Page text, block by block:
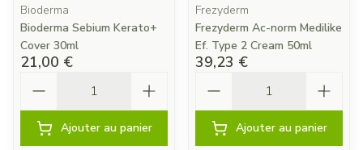
Bioderma
Bioderma Sebium Kerato+
Cover 30ml
21,00 €
Ajouter au panier
Frezyderm
Frezyderm Ac-norm Medilike
Ef. Type 2 Cream 50ml
39,23 €
Ajouter au panier